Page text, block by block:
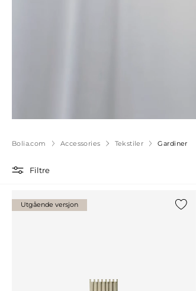
Bolia.com Accessories Tekstiler Gardiner
Filtre
Utgående versjon